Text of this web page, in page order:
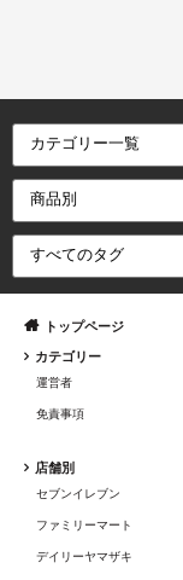
トップページ
カテゴリー
運営者
免責事項
店舗別
セブンイレブン
ファミリーマート
デイリーヤマザキ